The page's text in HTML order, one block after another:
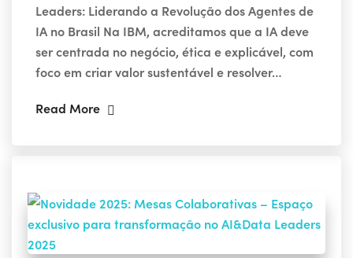
Leaders: Liderando a Revolução dos Agentes de
IA no Brasil Na IBM, acreditamos que a IA deve
ser centrada no negócio, ética e explicável, com
foco em criar valor sustentável e resolver…
Read More